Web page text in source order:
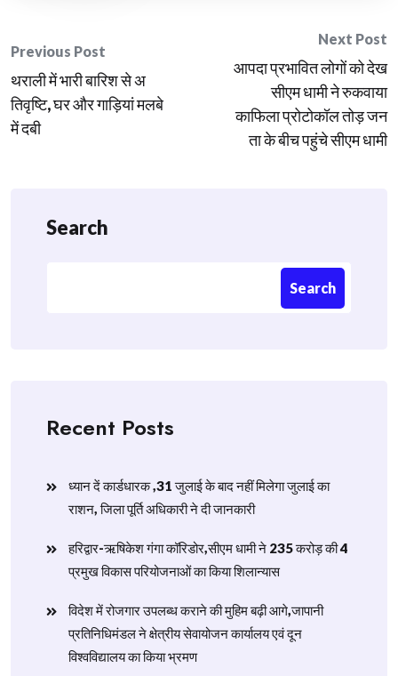
Post
navigation
Previous Post
थराली में भारी बारिश से अ
तिवृष्टि, घर और गाड़ियां मलबे
में दबी
Next Post
आपदा प्रभावित लोगों को देख
सीएम धामी ने रुकवाया
काफिला प्रोटोकॉल तोड़ जन
ता के बीच पहुंचे सीएम धामी
Search
Search
Recent Posts
ध्यान दें कार्डधारक ,31 जुलाई के बाद नहीं मिलेगा जुलाई का
राशन, जिला पूर्ति अधिकारी ने दी जानकारी
हरिद्वार-ऋषिकेश गंगा कॉरिडोर,सीएम धामी ने 235 करोड़ की 4
प्रमुख विकास परियोजनाओं का किया शिलान्यास
विदेश में रोजगार उपलब्ध कराने की मुहिम बढ़ी आगे,जापानी
प्रतिनिधिमंडल ने क्षेत्रीय सेवायोजन कार्यालय एवं दून
विश्वविद्यालय का किया भ्रमण